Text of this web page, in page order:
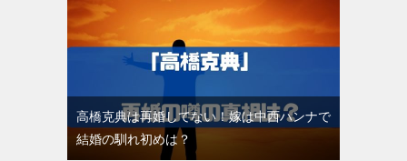
高橋克典は再婚してない！嫁は中西ハンナで
結婚の馴れ初めは？